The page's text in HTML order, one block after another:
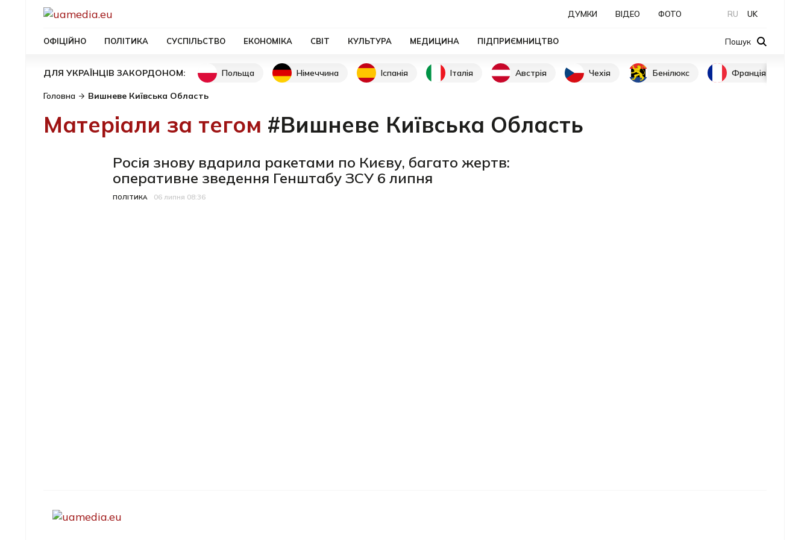
ДУМКИ ВІДЕО ФОТО
ОФІЦІЙНО ПОЛІТИКА СУСПІЛЬСТВО ЕКОНОМІКА СВІТ КУЛЬТУРА МЕДИЦИНА ПІДПРИЄМНИЦТВО
RU UK
Пошук
ДЛЯ УКРАЇНЦІВ ЗАКОРДОНОМ: Польща Німеччина Іспанія Італія Австрія Чехія Бенілюкс Франція
Головна Вишневе Київська Область
Матеріали за тегом #Вишневе Київська Область
Росія знову вдарила ракетами по Києву, багато жертв:
оперативне зведення Генштабу ЗСУ 6 липня
Категорія
ПОЛІТИКА
Дата публікації
06 липня 08:36